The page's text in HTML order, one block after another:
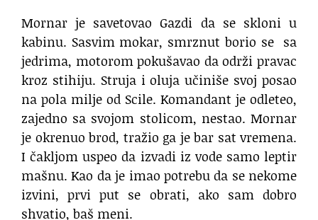
Mornar je savetovao Gazdi da se skloni u
kabinu. Sasvim mokar, smrznut borio se sa
jedrima, motorom pokušavao da održi pravac
kroz stihiju. Struja i oluja učiniše svoj posao
na pola milje od Scile. Komandant je odleteo,
zajedno sa svojom stolicom, nestao. Mornar
je okrenuo brod, tražio ga je bar sat vremena.
I čakljom uspeo da izvadi iz vode samo leptir
mašnu. Kao da je imao potrebu da se nekome
izvini, prvi put se obrati, ako sam dobro
shvatio, baš meni.